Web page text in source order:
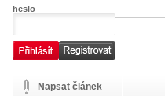
heslo
Napsat článek